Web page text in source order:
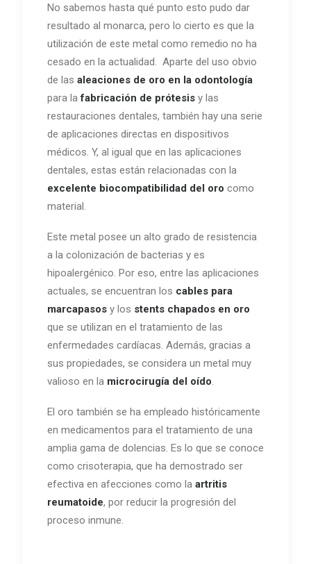
No sabemos hasta qué punto esto pudo dar
resultado al monarca, pero lo cierto es que la
utilización de este metal como remedio no ha
cesado en la actualidad. Aparte del uso obvio
de las aleaciones de oro en la odontología
para lafabricación de prótesis y las
restauraciones dentales, también hay una serie
de aplicaciones directas en dispositivos
médicos. Y, al igual que en las aplicaciones
dentales, estas están relacionadas con la
excelente biocompatibilidad del oro como
material.
Este metal posee un alto grado de resistencia
a la colonización de bacterias y es
hipoalergénico. Por eso, entre las aplicaciones
actuales, se encuentran los cables para
marcapasos y los stents chapados en oro
que se utilizan en el tratamiento de las
enfermedades cardíacas. Además, gracias a
sus propiedades, se considera un metal muy
valioso en la microcirugía del oído.
El oro también se ha empleado históricamente
en medicamentos para el tratamiento de una
amplia gama de dolencias. Es lo que se conoce
como crisoterapia, que ha demostrado ser
efectiva en afecciones como la artritis
reumatoide, por reducir la progresión del
proceso inmune.